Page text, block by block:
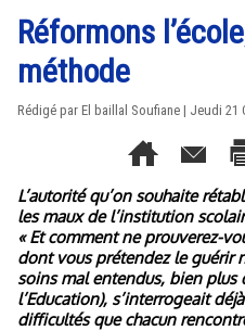
Réformons
méthode
Rédigé par El baillal Soufiane | Jeudi 21
L’autorité qu’on souhaite
les maux de l’institution
« Et comment ne prouverez-
dont vous prétendez le guérir
soins mal entendus, bien plus
l’Education), s’interrogeait
difficultés que chacun